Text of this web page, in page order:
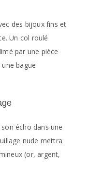
des bijoux fins et
Un col roulé
par une pièce
bague
écho dans une
nude mettra
(or, argent,